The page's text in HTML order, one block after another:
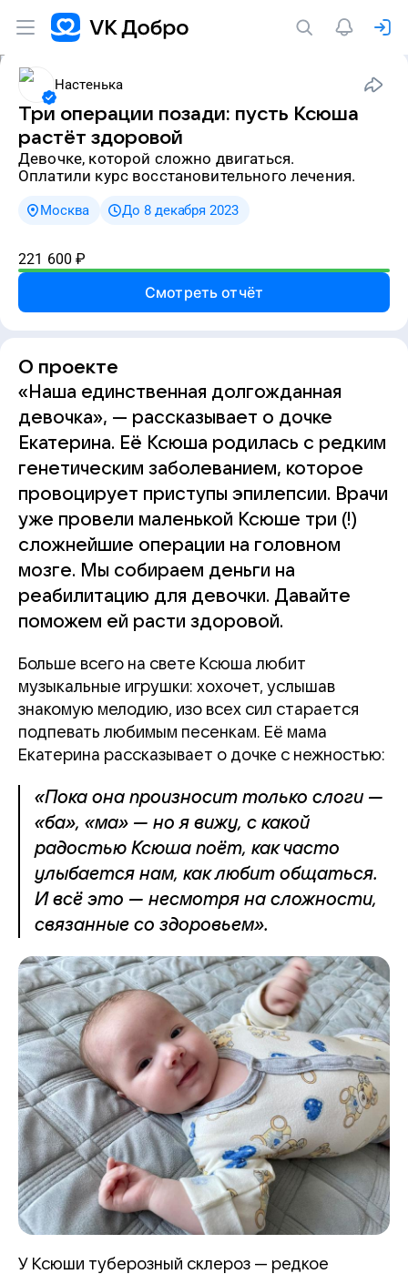
Настенька
Три операции позади: пусть Ксюша
растёт здоровой
девочке, которой сложно двигаться.
Оплатили курс восстановительного лечения.
Москва До 8 декабря 2023
221 600 ₽
Смотреть отчёт
О проекте
«Наша единственная долгожданная
девочка», — рассказывает о дочке
Екатерина. Её Ксюша родилась с редким
генетическим заболеванием, которое
провоцирует приступы эпилепсии. Врачи
уже провели маленькой Ксюше три (!)
сложнейшие операции на головном
мозге. Мы собираем деньги на
реабилитацию для девочки. Давайте
поможем ей расти здоровой.
Больше всего на свете Ксюша любит
музыкальные игрушки: хохочет, услышав
знакомую мелодию, изо всех сил старается
подпевать любимым песенкам. Её мама
Екатерина рассказывает о дочке с нежностью:
«Пока она произносит только слоги —
«ба», «ма» — но я вижу, с какой
радостью Ксюша поёт, как часто
улыбается нам, как любит общаться.
И всё это — несмотря на сложности,
связанные со здоровьем».
У Ксюши туберозный склероз — редкое